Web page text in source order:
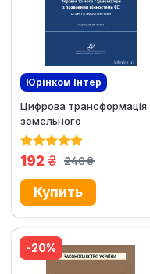
Юрінком Iнтер
Новинка Эксклюзив
Цифрова трансформація
земельного
законодавства України та
240
грн.
192 грн.
-20%